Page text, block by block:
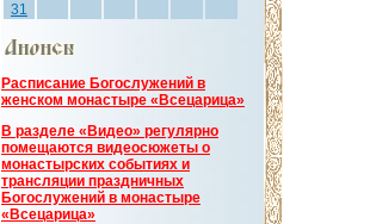
31
Расписание Богослужений в
женском монастыре «Всецарица»
В разделе «Видео» регулярно
помещаются видеосюжеты о
монастырских событиях и
трансляции праздничных
Богослужений в монастыре
«Всецарица»